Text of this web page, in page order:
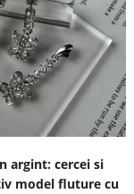
argint: cercei si
model fluture cu